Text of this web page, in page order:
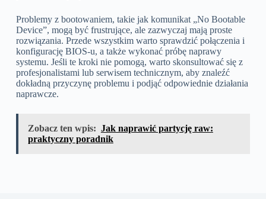
Problemy z bootowaniem, takie jak komunikat „No Bootable
Device”, mogą być frustrujące, ale zazwyczaj mają proste
rozwiązania. Przede wszystkim warto sprawdzić połączenia i
konfigurację BIOS-u, a także wykonać próbę naprawy
systemu. Jeśli te kroki nie pomogą, warto skonsultować się z
profesjonalistami lub serwisem technicznym, aby znaleźć
dokładną przyczynę problemu i podjąć odpowiednie działania
naprawcze.
Zobacz ten wpis: Jak naprawić partycję raw:
praktyczny poradnik